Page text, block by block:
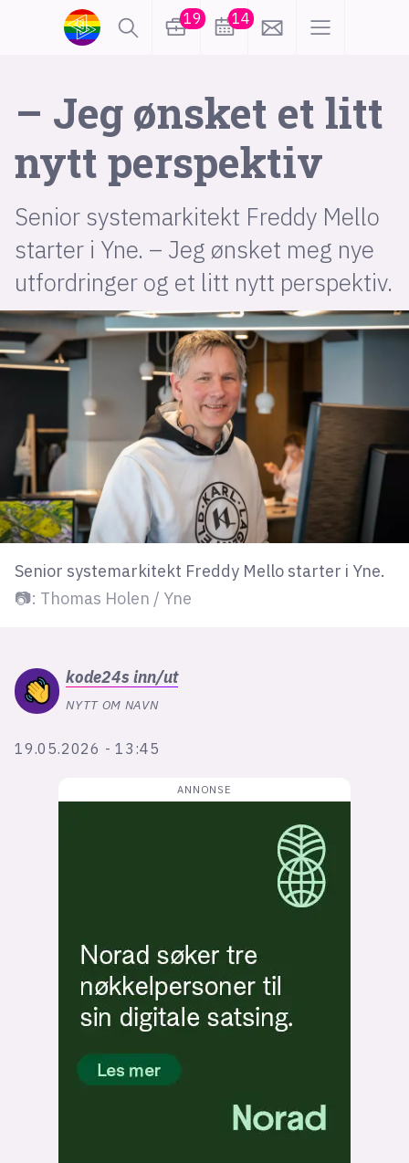
19 14
– Jeg ønsket et litt
nytt perspektiv
Senior systemarkitekt Freddy Mello
starter i Yne. – Jeg ønsket meg nye
utfordringer og et litt nytt perspektiv.
Senior systemarkitekt Freddy Mello starter i Yne.
📷: Thomas Holen / Yne
kode24s inn/ut
NYTT OM NAVN
19.05.2026 - 13:45
lønn
KI
karriere
meninger
utdanning sikkerhet
kontor
frontend
backend
apputvikling
devops
design
tilgjengelighet
ukas koder
inn/ut
hobby
lys modus
mørk modus
kode24-klubben
LinkedIn
Facebook
annonseguide